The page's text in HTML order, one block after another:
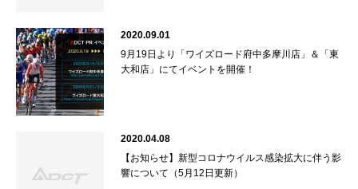
2020.09.01
9月19日より「ワイズロード府中多摩川店」＆「東
大和店」にてイベントを開催！
2020.04.08
【お知らせ】新型コロナウイルス感染拡大に伴う影
響について（5月12日更新）